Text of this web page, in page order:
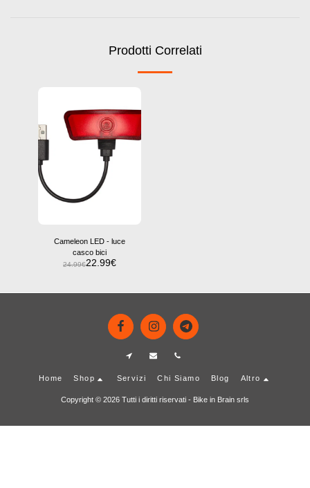
Prodotti Correlati
Cameleon LED - luce
casco bici
24.99€22.99€
Home Shop Servizi Chi Siamo Blog Altro
Copyright © 2026 Tutti i diritti riservati - Bike in Brain srls